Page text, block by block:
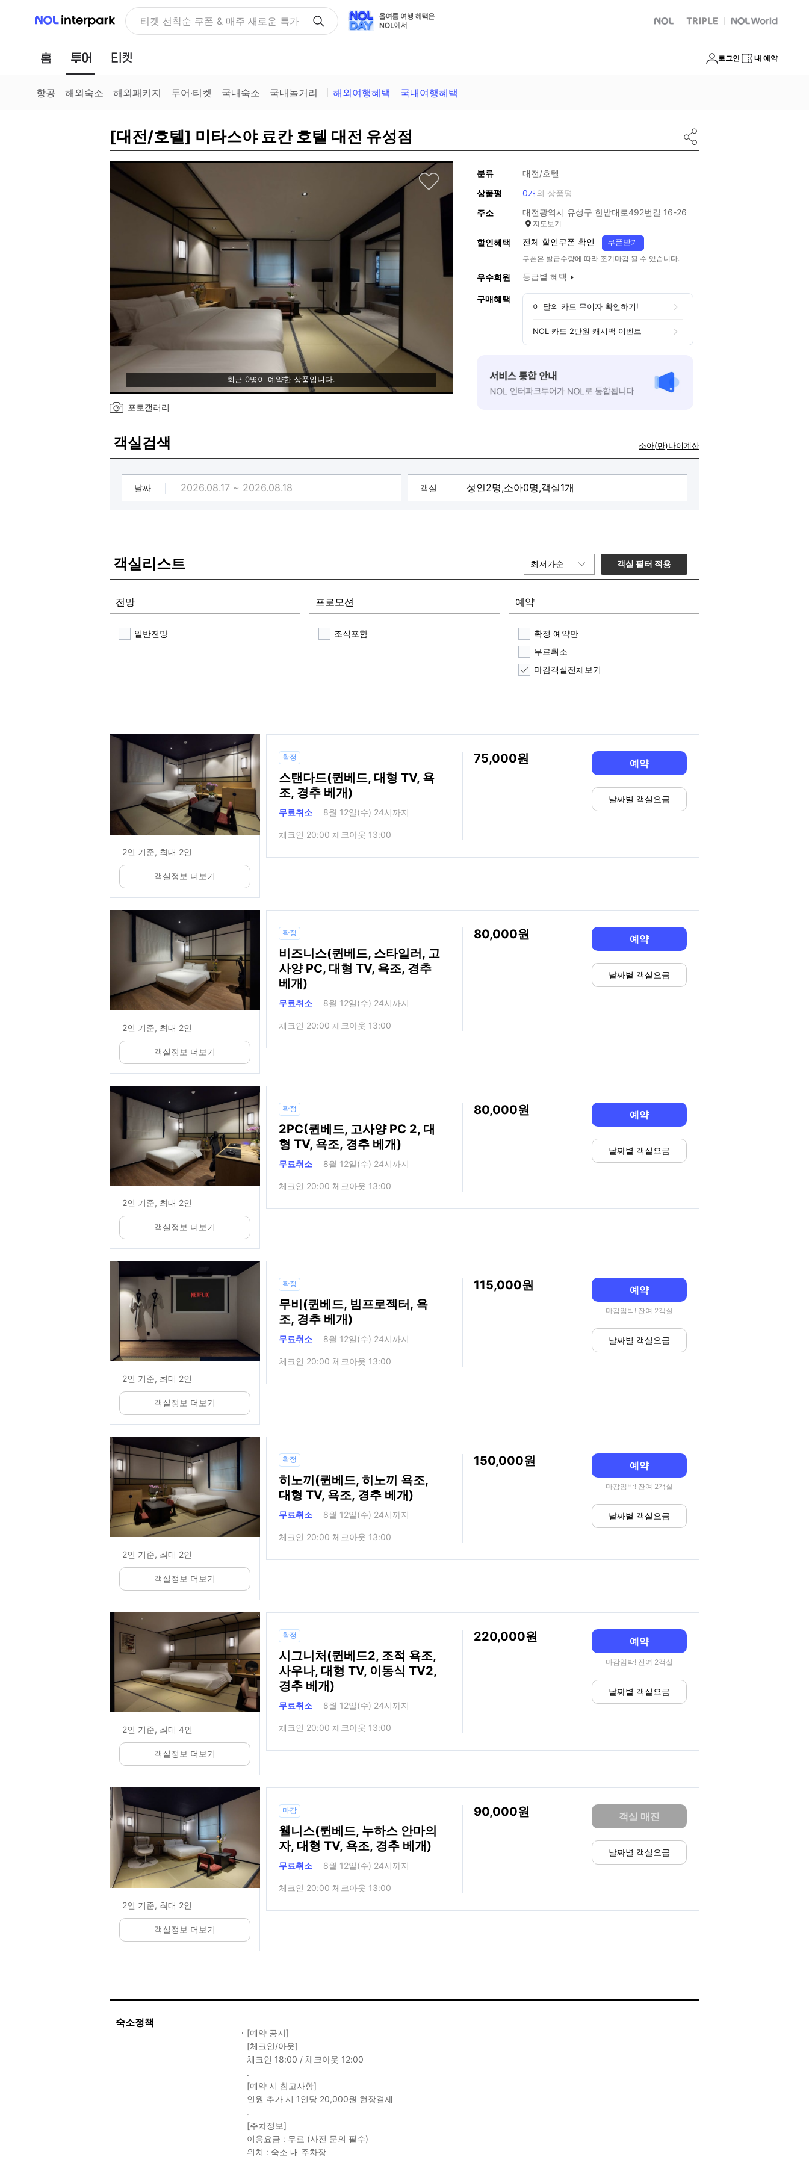
NOL 인터파크 NOLDAY, 최대 70% 여행 혜택 NOL 트리플 Global Interpark
홈 투어 로그인 내 예약
항공 해외숙소 해외패키지 투어·티켓 국내숙소 국내놀거리 해외여행혜택 국내여행혜택
[대전/호텔] 미타스야 료칸 호텔 대전 유성점
최근 0명이 예약한 상품입니다.
포토갤러리
분류
대전/호텔
상품평
0개의 상품평
주소
대전광역시 유성구 한밭대로492번길 16-26
지도보기
할인혜택 전체 할인쿠폰 확인 쿠폰받기
쿠폰은 발급수량에 따라 조기마감 될 수 있습니다.
우수회원 등급별 혜택
구매혜택
이 달의 카드 무이자 확인하기!
NOL 카드 2만원 캐시백 이벤트
객실검색 소아(만)나이계산
날짜 객실
객실리스트 최저가순 객실 필터 적용
전망
일반전망
프로모션
조식포함
예약
확정 예약만
무료취소
마감객실전체보기
2인 기준, 최대 2인
객실정보 더보기
확정
스탠다드(퀸베드, 대형 TV, 욕
조, 경추 베개)
무료취소 8월 12일(수) 24시까지
체크인 20:00 체크아웃 13:00
75,000 예약
날짜별 객실요금
2인 기준, 최대 2인
객실정보 더보기
확정
비즈니스(퀸베드, 스타일러, 고
사양 PC, 대형 TV, 욕조, 경추
베개)
무료취소 8월 12일(수) 24시까지
체크인 20:00 체크아웃 13:00
80,000 예약
날짜별 객실요금
2인 기준, 최대 2인
객실정보 더보기
확정
2PC(퀸베드, 고사양 PC 2, 대
형 TV, 욕조, 경추 베개)
무료취소 8월 12일(수) 24시까지
체크인 20:00 체크아웃 13:00
80,000 예약
날짜별 객실요금
2인 기준, 최대 2인
객실정보 더보기
확정
무비(퀸베드, 빔프로젝터, 욕
조, 경추 베개)
무료취소 8월 12일(수) 24시까지
체크인 20:00 체크아웃 13:00
115,000 예약
마감임박! 잔여 2객실
날짜별 객실요금
2인 기준, 최대 2인
객실정보 더보기
확정
히노끼(퀸베드, 히노끼 욕조,
대형 TV, 욕조, 경추 베개)
무료취소 8월 12일(수) 24시까지
체크인 20:00 체크아웃 13:00
150,000 예약
마감임박! 잔여 2객실
날짜별 객실요금
2인 기준, 최대 4인
객실정보 더보기
확정
시그니처(퀸베드2, 조적 욕조,
사우나, 대형 TV, 이동식 TV2,
경추 베개)
무료취소 8월 12일(수) 24시까지
체크인 20:00 체크아웃 13:00
220,000 예약
마감임박! 잔여 2객실
날짜별 객실요금
2인 기준, 최대 2인
객실정보 더보기
마감
웰니스(퀸베드, 누하스 안마의
자, 대형 TV, 욕조, 경추 베개)
무료취소 8월 12일(수) 24시까지
체크인 20:00 체크아웃 13:00
90,000 객실 매진
날짜별 객실요금
숙소정책
[예약 공지]
[체크인/아웃]
체크인 18:00 / 체크아웃 12:00
.
[예약 시 참고사항]
인원 추가 시 1인당 20,000원 현장결제
.
[주차정보]
이용요금 : 무료 (사전 문의 필수)
위치 : 숙소 내 주차장